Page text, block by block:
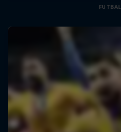
FUTBAL